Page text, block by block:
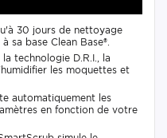
30 jours de nettoyage
sa base Clean Base®.
technologie D.R.I., la
les moquettes et
automatiquement les
en fonction de votre